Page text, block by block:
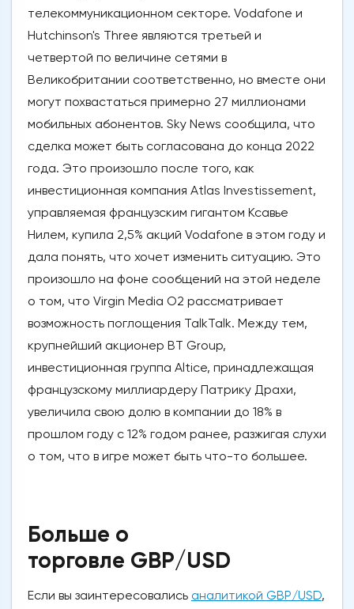
телекоммуникационном секторе. Vodafone и
Hutchinson's Three являются третьей и
четвертой по величине сетями в
Великобритании соответственно, но вместе они
могут похвастаться примерно 27 миллионами
мобильных абонентов. Sky News сообщила, что
сделка может быть согласована до конца 2022
года. Это произошло после того, как
инвестиционная компания Atlas Investissement,
управляемая французским гигантом Ксавье
Нилем, купила 2,5% акций Vodafone в этом году и
дала понять, что хочет изменить ситуацию. Это
произошло на фоне сообщений на этой неделе
о том, что Virgin Media O2 рассматривает
возможность поглощения TalkTalk. Между тем,
крупнейший акционер BT Group,
инвестиционная группа Altice, принадлежащая
французскому миллиардеру Патрику Драхи,
увеличила свою долю в компании до 18% в
прошлом году с 12% годом ранее, разжигая слухи
о том, что в игре может быть что-то большее.
Больше о
торговле GBP/USD
Если вы заинтересовались аналитикой GBP/USD,